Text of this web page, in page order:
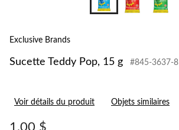
Exclusive Brands
Sucette Teddy Pop, 15 g #845-3637-8
Voir détails du produit Objets similaires
1,00 $